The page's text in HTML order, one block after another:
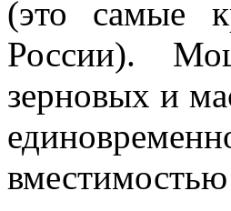
(это самые
России).
зерновых и